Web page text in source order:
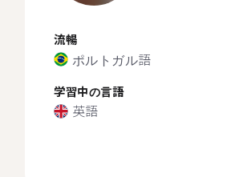
流暢
ポルトガル語
学習中の言語
英語